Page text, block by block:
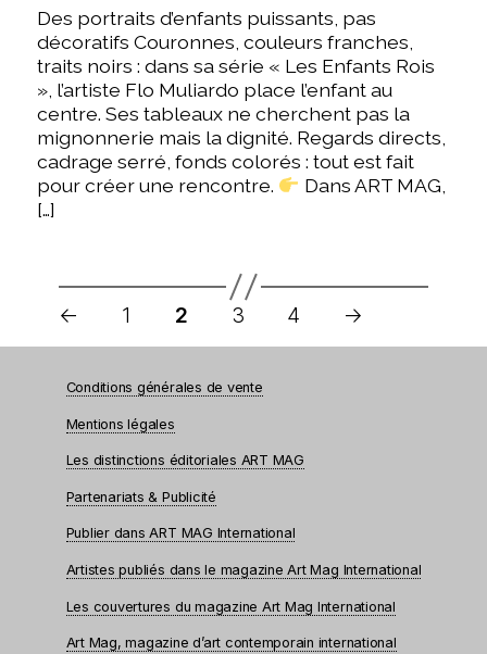
Des portraits d’enfants puissants, pas
décoratifs Couronnes, couleurs franches,
traits noirs : dans sa série « Les Enfants Rois
», l’artiste Flo Muliardo place l’enfant au
centre. Ses tableaux ne cherchent pas la
mignonnerie mais la dignité. Regards directs,
cadrage serré, fonds colorés : tout est fait
pour créer une rencontre.
Dans ART MAG,
[…]
Pagination
des
← 1 2 3 4 →
Conditions générales de vente
Mentions légales
Les distinctions éditoriales ART MAG
Partenariats & Publicité
Publier dans ART MAG International
Artistes publiés dans le magazine Art Mag International
Les couvertures du magazine Art Mag International
Art Mag, magazine d’art contemporain international